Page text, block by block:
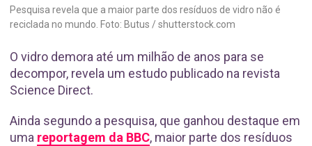
Pesquisa revela que a maior parte dos resíduos de vidro não é
reciclada no mundo. Foto: Butus / shutterstock.com
O vidro demora até um milhão de anos para se
decompor, revela um estudo publicado na revista
Science Direct.
Ainda segundo a pesquisa, que ganhou destaque em
uma reportagem da BBC, maior parte dos resíduos